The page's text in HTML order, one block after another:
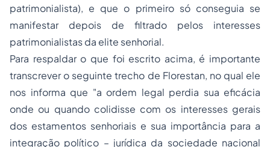
patrimonialista), e que o primeiro só conseguia se
manifestar depois de filtrado pelos interesses
patrimonialistas da elite senhorial.
Para respaldar o que foi escrito acima, é importante
transcrever o seguinte trecho de Florestan, no qual ele
nos informa que "a ordem legal perdia sua eficácia
onde ou quando colidisse com os interesses gerais
dos estamentos senhoriais e sua importância para a
integração político – jurídica da sociedade nacional